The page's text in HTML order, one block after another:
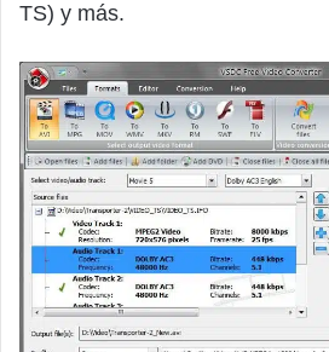
TS) y más.